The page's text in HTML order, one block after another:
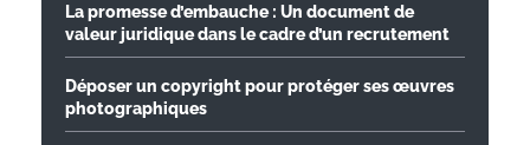
La promesse d’embauche : Un document de
valeur juridique dans le cadre d’un recrutement
Déposer un copyright pour protéger ses œuvres
photographiques